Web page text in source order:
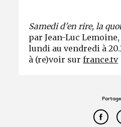
Samedi d'en rire, la
par Jean-Luc
lundi au vendredi à
à (re)voir surfrance.tv